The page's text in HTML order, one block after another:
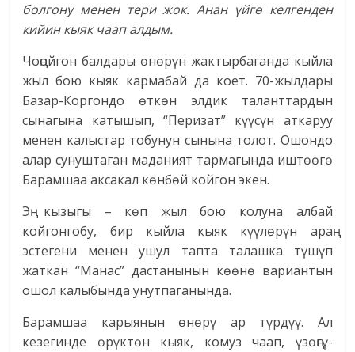
болгону менен тери жок. Анан үйгө келгенден
кийин кыяк чаап алдым.
Чоңойгон балдары өнөрүн жактырбаганда кыйла
жыл бою кыяк кармабай да коет. 70-жылдары
Базар-Коргондо өткөн элдик таланттардын
сынагына катышып, “Перизат” күүсүн аткаруу
менен калыстар тобунун сынына толот. Ошондо
алар сунуштаган маданият тармагында иштөөгө
Барамшаа аксакал көнбөй койгон экен.
Эң кызыгы – көп жыл бою колуна албай
койгонгобу, бир кыйла кыяк күүлөрүн араң
эстегени менен ушул тапта талашка түшүп
жаткан “Манас” дастанынын көөнө вариантын
ошол калыбында унутпаганында.
Барамшаа карыянын өнөрү ар түрдүү. Ал
кезегинде өрүктөн кыяк, комуз чаап, үзөңгү-